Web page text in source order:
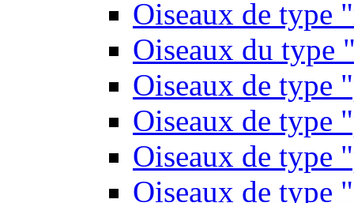
Oiseaux de type
Oiseaux du type
Oiseaux de type
Oiseaux de type
Oiseaux de type
Oiseaux de type